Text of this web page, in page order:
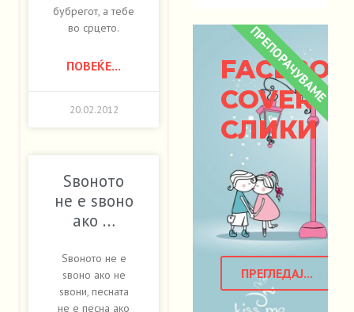
бубрегот, а тебе
во срцето.
ПОВЕЌЕ...
20.02.2012
Ѕвоното
не е ѕвоно
ако …
Ѕвоното не е
ѕвоно ако не
ѕвони, песната
не е песна ако
COVER
СЛИКИ
ПРЕГЛЕДАЈ...
ПРЕПОРАЧУВАМЕ